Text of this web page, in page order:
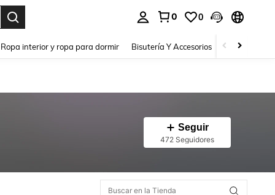
0 0
Ropa interior y ropa para dormir Bisutería Y Accesorios Zapatos
Seguir
472 Seguidores